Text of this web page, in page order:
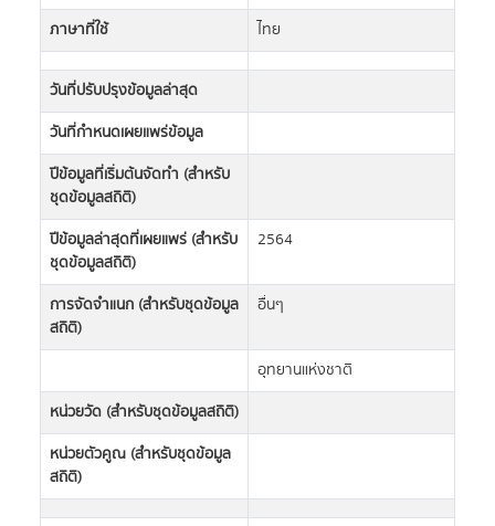
ภาษาที่ใช้
ไทย
วันที่ปรับปรุงข้อมูลล่าสุด
วันที่กำหนดเผยแพร่ข้อมูล
ปีข้อมูลที่เริ่มต้นจัดทำ (สำหรับ
ชุดข้อมูลสถิติ)
ปีข้อมูลล่าสุดที่เผยแพร่ (สำหรับ
ชุดข้อมูลสถิติ)
2564
การจัดจำแนก (สำหรับชุดข้อมูล
สถิติ)
อื่นๆ
อุทยานแห่งชาติ
หน่วยวัด (สำหรับชุดข้อมูลสถิติ)
หน่วยตัวคูณ (สำหรับชุดข้อมูล
สถิติ)